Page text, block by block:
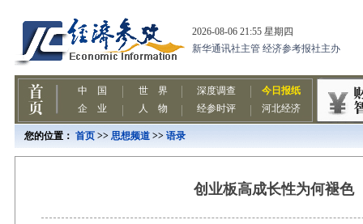
您的位置： 首页 >> 思想频道 >> 语录
创业板高成长性为何褪色